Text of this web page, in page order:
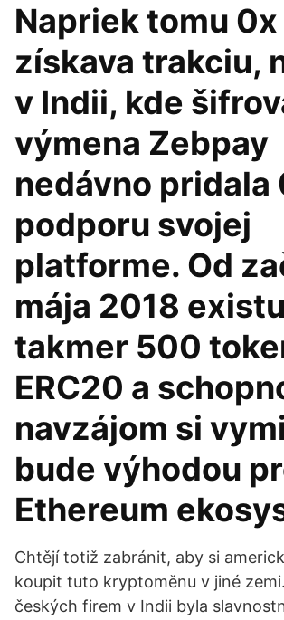
Napriek tomu 0x
získava trakciu,
v Indii, kde
výmena Zebpay
nedávno pridala
podporu svojej
platforme. Od
mája 2018
takmer 500
ERC20 a
navzájom si
bude výhodou
Ethereum
Chtějí totiž zabránit, aby si
koupit tuto kryptoměnu v jiné
českých firem v Indii byla